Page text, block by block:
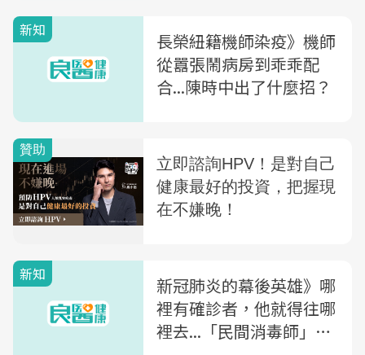
新知
長榮紐籍機師染疫》機師
從囂張鬧病房到乖乖配
合...陳時中出了什麼招？
新知
新冠肺炎的幕後英雄》哪
裡有確診者，他就得往哪
裡去...「民間消毒師」第